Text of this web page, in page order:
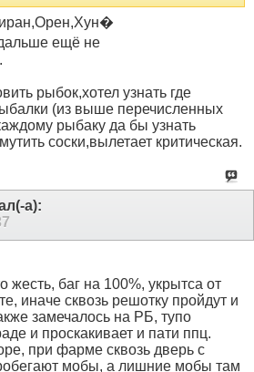
ещё не
рыбок,хотел узнать где
(из выше перечисленных
рыбаку да бы узнать
соски,вылетает критическая.
а):
жесть, баг на 100%, укрытса от
иначе сквозь решотку пройдут и
замечалось на РБ, тупо
и проскакивает и пати ппц.
при фарме сквозь дверь с
мобы, а лишние мобы там